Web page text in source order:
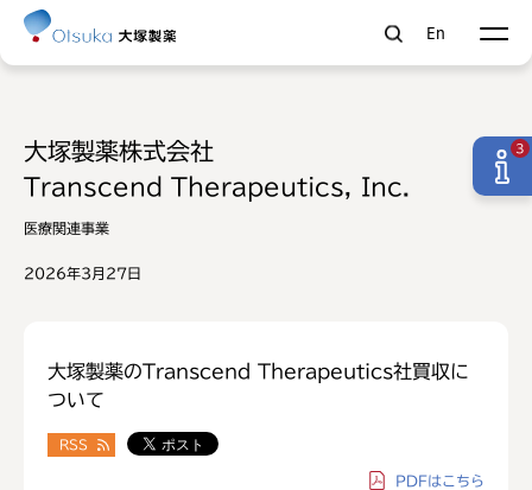
En
大塚製薬株式会社
Transcend Therapeutics, Inc.
医療関連事業
2026年3月27日
大塚製薬のTranscend Therapeutics社買収に
ついて
RSS
PDFはこちら
3